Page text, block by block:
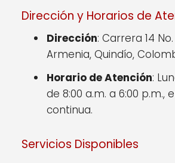
Dirección y Horarios de
Dirección: Carrera 14
Armenia, Quindío,
Horario de Atención:
de 8:00 a.m. a 6:00 p.m.,
continua.
Servicios Disponibles